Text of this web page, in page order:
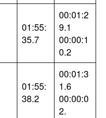
01:55:
35.7
00:01:2
9.1
00:00:1
0.2
01:55:
38.2
00:01:3
1.6
00:00:0
2.